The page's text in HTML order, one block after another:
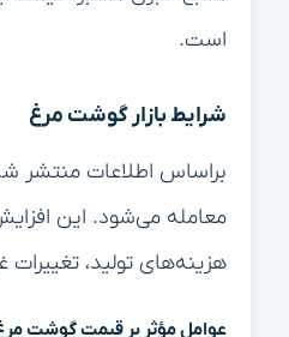
است.
شرایط بازار گوشت مرغ
براساس اطلاعات منتشر
معامله می‌شود. این
هزینه‌های تولید،
عوامل مؤثر بر قیمت گوشت